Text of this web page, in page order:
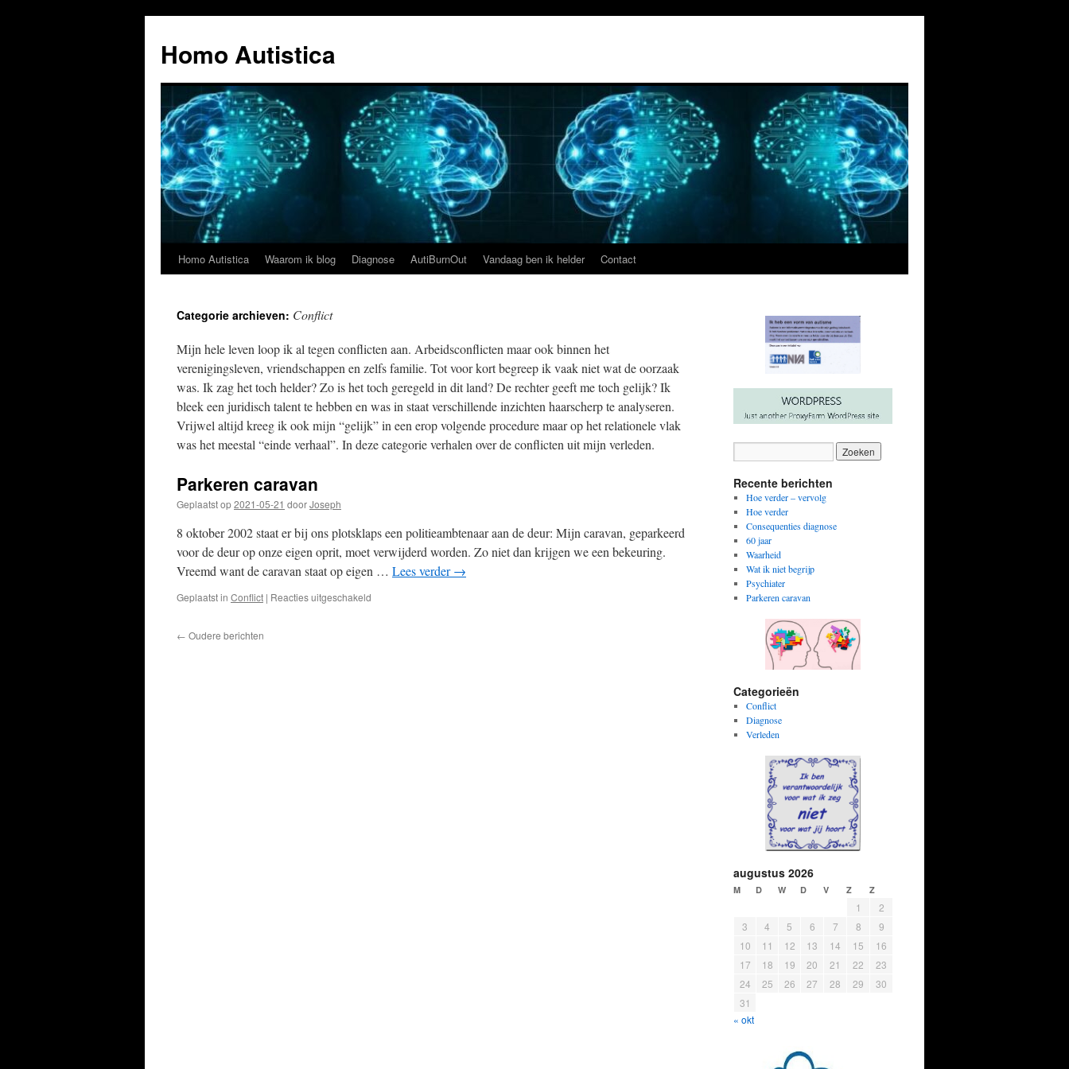
de
inhoud
Homo Autistica
Homo Autistica Waarom ik blog Diagnose AutiBurnOut Vandaag ben ik helder Contact
Categorie archieven: Conflict
Mijn hele leven loop ik al tegen conflicten aan. Arbeidsconflicten maar ook binnen het
verenigingsleven, vriendschappen en zelfs familie. Tot voor kort begreep ik vaak niet wat de oorzaak
was. Ik zag het toch helder? Zo is het toch geregeld in dit land? De rechter geeft me toch gelijk? Ik
bleek een juridisch talent te hebben en was in staat verschillende inzichten haarscherp te analyseren.
Vrijwel altijd kreeg ik ook mijn “gelijk” in een erop volgende procedure maar op het relationele vlak
was het meestal “einde verhaal”. In deze categorie verhalen over de conflicten uit mijn verleden.
Parkeren caravan
Geplaatst op2021-05-21 doorJoseph
8 oktober 2002 staat er bij ons plotsklaps een politieambtenaar aan de deur: Mijn caravan, geparkeerd
voor de deur op onze eigen oprit, moet verwijderd worden. Zo niet dan krijgen we een bekeuring.
Vreemd want de caravan staat op eigen … Lees verder→
Geplaatst in Conflict | Reacties uitgeschakeld
← Oudere berichten
Recente berichten
Hoe verder – vervolg
Hoe verder
Consequenties diagnose
60 jaar
Waarheid
Wat ik niet begrijp
Psychiater
Parkeren caravan
Categorieën
Conflict
Diagnose
Verleden
augustus 2026
M D W D V Z Z
1
2
3
4 5 6 7 8
9
10
11 12 13 14 15
16
17
18 19 20 21 22
23
24
25 26 27 28 29
30
31
« okt